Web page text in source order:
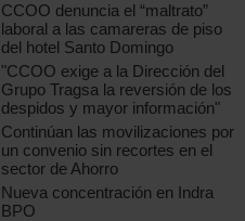
CCOO denuncia el “maltrato”
laboral a las camareras de piso
del hotel Santo Domingo
"CCOO exige a la Dirección del
Grupo Tragsa la reversión de los
despidos y mayor información"
Continúan las movilizaciones por
un convenio sin recortes en el
sector de Ahorro
Nueva concentración en Indra
BPO